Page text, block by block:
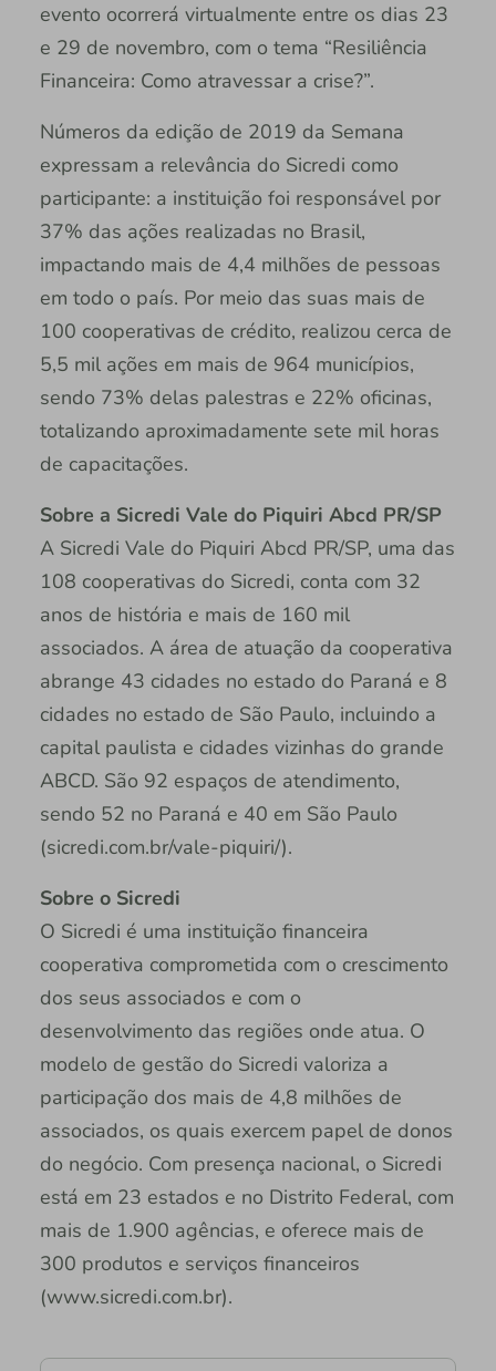
evento ocorrerá virtualmente entre os dias 23
e 29 de novembro, com o tema “Resiliência
Financeira: Como atravessar a crise?”.
Números da edição de 2019 da Semana
expressam a relevância do Sicredi como
participante: a instituição foi responsável por
37% das ações realizadas no Brasil,
impactando mais de 4,4 milhões de pessoas
em todo o país. Por meio das suas mais de
100 cooperativas de crédito, realizou cerca de
5,5 mil ações em mais de 964 municípios,
sendo 73% delas palestras e 22% oficinas,
totalizando aproximadamente sete mil horas
de capacitações.
Sobre a Sicredi Vale do Piquiri Abcd PR/SP
A Sicredi Vale do Piquiri Abcd PR/SP, uma das
108 cooperativas do Sicredi, conta com 32
anos de história e mais de 160 mil
associados. A área de atuação da cooperativa
abrange 43 cidades no estado do Paraná e 8
cidades no estado de São Paulo, incluindo a
capital paulista e cidades vizinhas do grande
ABCD. São 92 espaços de atendimento,
sendo 52 no Paraná e 40 em São Paulo
(sicredi.com.br/vale-piquiri/).
Sobre o Sicredi
O Sicredi é uma instituição financeira
cooperativa comprometida com o crescimento
dos seus associados e com o
desenvolvimento das regiões onde atua. O
modelo de gestão do Sicredi valoriza a
participação dos mais de 4,8 milhões de
associados, os quais exercem papel de donos
do negócio. Com presença nacional, o Sicredi
está em 23 estados e no Distrito Federal, com
mais de 1.900 agências, e oferece mais de
300 produtos e serviços financeiros
(www.sicredi.com.br).